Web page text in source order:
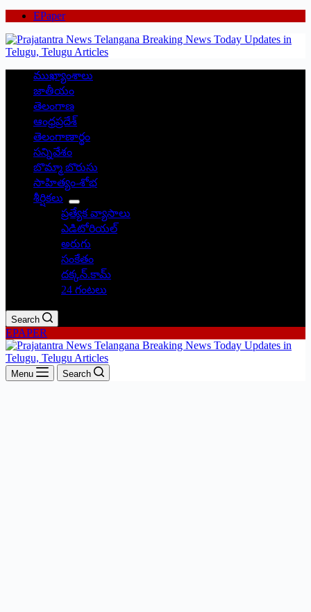
EPaper
ముఖ్యాంశాలు
జాతీయం
తెలంగాణ
ఆంధ్రప్రదేశ్
తెలంగాణార్థం
సన్నివేశం
బొమ్మా బొరుసు
సాహిత్యం-శోభ
శీర్షికలు
ప్రత్యేక వ్యాసాలు
ఎడిటోరియల్
అరుగు
సంకేతం
దక్కన్.కామ్
24 గంటలు
Search
EPAPER
Menu Search